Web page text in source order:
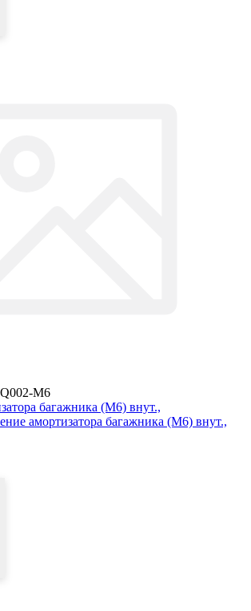
M6
багажника (М6) внут.,
амортизатора багажника (М6) внут.,